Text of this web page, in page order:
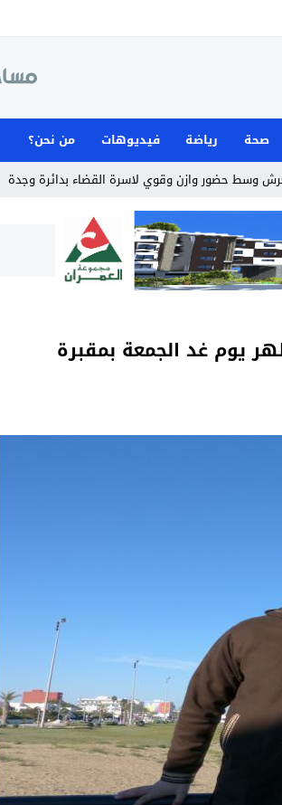
صحة رياضة فيديوهات
من نحن؟
وسط حضور وازن وقوي لاسرة القضاء بدائرة وجدة
يوم غد الجمعة بمقبرة